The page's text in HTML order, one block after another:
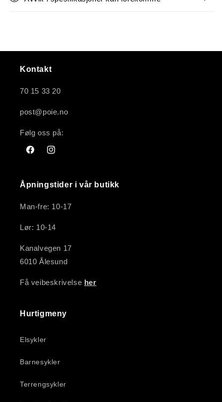
Kontakt
70 15 33 20
post@poie.no
Følg oss på:
FacebookInstagram
Åpningstider i vår butikk
Man-fre: 10-17
Lør: 10-14
Kanalvegen 17
6010 Ålesund
Få veibeskrivelse her
Hurtigmeny
Elsykler
Barnesykler
Terrengsykler